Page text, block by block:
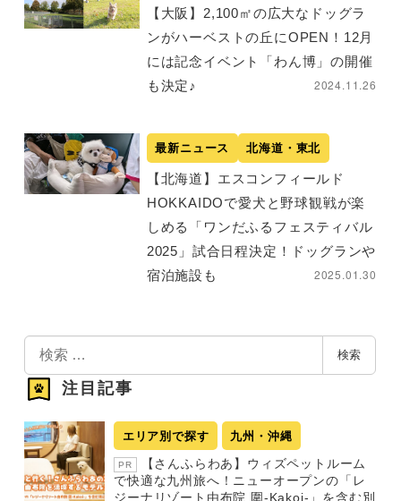
【大阪】2,100㎡の広大なドッグラ
ンがハーベストの丘にOPEN！12月
には記念イベント「わん博」の開催
も決定♪
2024.11.26
最新ニュース 北海道・東北
【北海道】エスコンフィールド
HOKKAIDOで愛犬と野球観戦が楽
しめる「ワンだふるフェスティバル
2025」試合日程決定！ドッグランや
宿泊施設も
2025.01.30
検
索
検索
注目記事
エリア別で探す 九州・沖縄
PR
【さんふらわあ】ウィズペットルーム
で快適な九州旅へ！ニューオープンの「レ
ジーナリゾート由布院 圍-Kakoi-」を含む別